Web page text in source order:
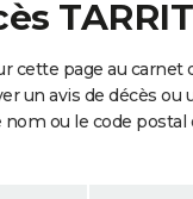
TARRIT
cette page au carnet
un avis de décès
ou le code